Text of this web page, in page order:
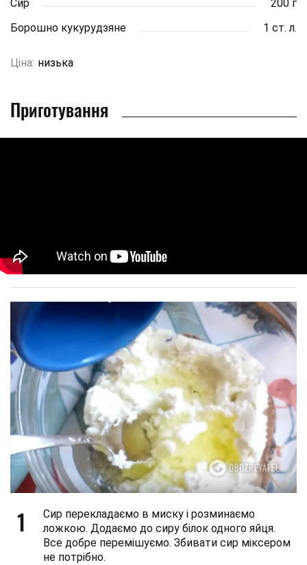
Сир
200 г
Борошно кукурудзяне
1 ст. л.
Ціна: низька
Приготування
1
Сир перекладаємо в миску і розминаємо
ложкою. Додаємо до сиру білок одного яйця.
Все добре перемішуємо. Збивати сир міксером
не потрібно.